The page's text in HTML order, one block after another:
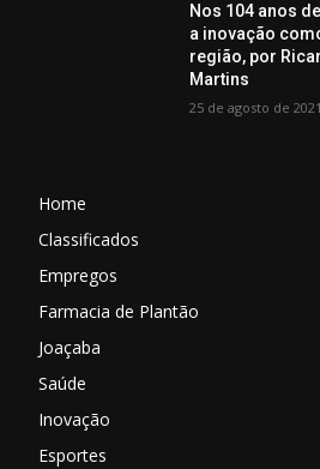
Nos 104 anos
a inovação
região, por
Martins
25 de agosto de 2021
Home
Classificados
Empregos
Farmacia de Plantão
Joaçaba
Saúde
Inovação
Esportes